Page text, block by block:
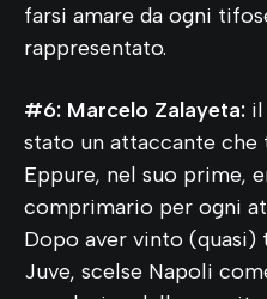
farsi amare da ogni
rappresentato.
#6: Marcelo Zalayeta: il
stato un attaccante che
Eppure, nel suo prime,
comprimario per ogni
Dopo aver vinto
Juve, scelse Napoli